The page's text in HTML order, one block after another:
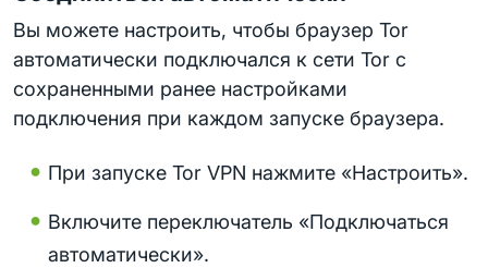
Вы можете настроить, чтобы браузер Tor
автоматически подключался к сети Tor с
сохраненными ранее настройками
подключения при каждом запуске браузера.
При запуске Tor VPN нажмите «Настроить».
Включите переключатель «Подключаться
автоматически».